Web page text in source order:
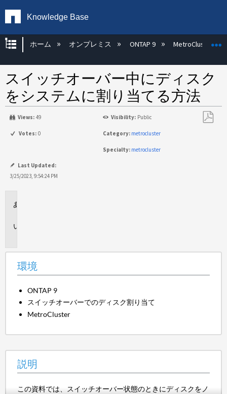
Knowledge Base
グローバル階層を展開/折りたたむ
ホーム オンプレミス ONTAP 9 MetroCluster
スイッチオーバー中にディスク
をシステムに割り当てる方法
Views: 49 Visibility: Public
Votes: 0 Category: metrocluster
Specialty: metrocluster
Last Updated:
3/25/2023, 9:54:24 PM
環境
ONTAP 9
スイッチオーバーでのディスク割り当て
MetroCluster
説明
この資料では、スイッチオーバー状態のときにディスクをノ